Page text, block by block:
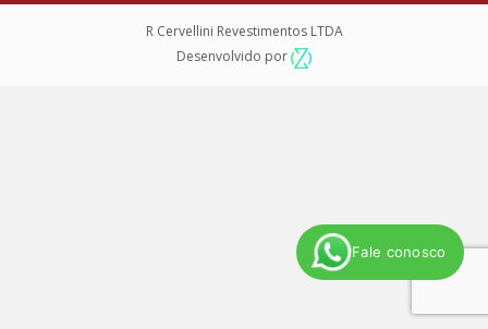
Fale conosco
R Cervellini Revestimentos LTDA
Desenvolvido por